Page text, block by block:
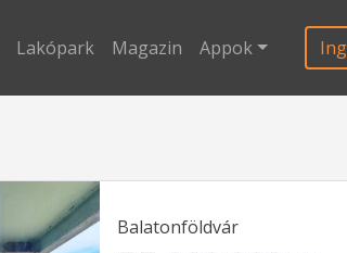
Lakópark Magazin Appok
Balatonföldvár